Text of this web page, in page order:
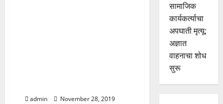
admin
November 28, 2019
सामाजिक
कार्यकर्त्याचा
अपघाती मृत्यू;
अज्ञात
वाहनाचा शोध
सुरू